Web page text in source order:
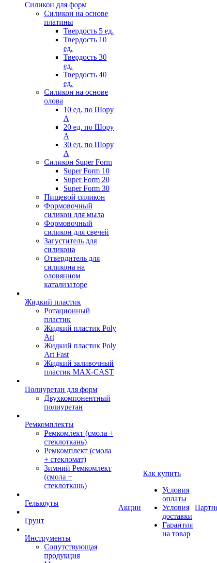
Силикон для форм
Силикон на основе
платины
Твердость 5 ед.
Твердость 10
ед.
Твердость 30
ед.
Твердость 40
ед.
Силикон на основе
олова
10 ед. по Шору
А
20 ед. по Шору
А
30 ед. по Шору
А
Силикон Super Form
Super Form 10
Super Form 20
Super Form 30
Пищевой силикон
Формовочный
силикон для мыла
Формовочный
силикон для свечей
Загуститель для
силикона
Отвердитель для
силикона на
оловянном
катализаторе
Жидкий пластик
Ротационный
пластик
Жидкий пластик Poly
Art
Жидкий пластик Poly
Art Fast
Жидкий заливочный
пластик MAX-CAST
Полиуретан для форм
Двухкомпонентный
полиуретан
Ремкомплекты
Ремкомлект (смола +
стеклоткань)
Ремкомплект (смола
+ стекломат)
Зимний Ремкомлект
(смола +
стеклоткань)
Гелькоуты
Грунт
Инструменты
Сопутствующая
продукция
Акции
Как купить
Условия
оплаты
Условия
доставки
Гарантия
на товар